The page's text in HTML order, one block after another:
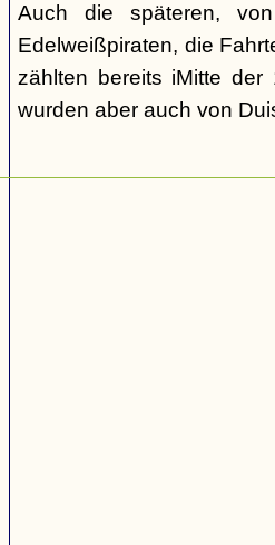
Auch die späteren,
Edelweißpiraten, die
zählten bereits iMitte
wurden aber auch von